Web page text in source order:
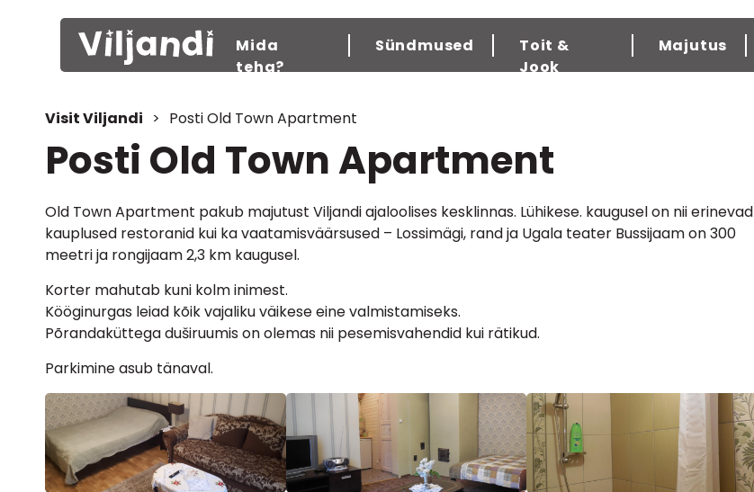
Mida
teha?
Sündmused
Toit &
Jook
Majutus
Visit Viljandi > Posti Old Town Apartment
Posti Old Town Apartment
Old Town Apartment pakub majutust Viljandi ajaloolises kesklinnas. Lühikese. kaugusel on nii erinevad
kauplused restoranid kui ka vaatamisväärsused – Lossimägi, rand ja Ugala teater Bussijaam on 300
meetri ja rongijaam 2,3 km kaugusel.
Korter mahutab kuni kolm inimest.
Kööginurgas leiad kõik vajaliku väikese eine valmistamiseks.
Põrandaküttega duširuumis on olemas nii pesemisvahendid kui rätikud.
Parkimine asub tänaval.